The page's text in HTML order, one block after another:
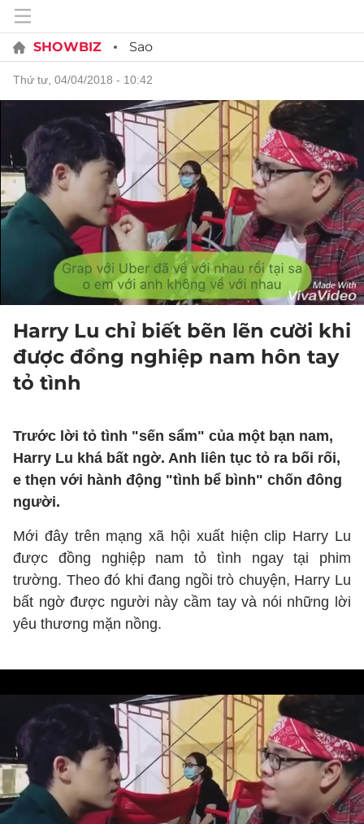
SHOWBIZ Sao
thứ tư, 04/04/2018 - 10:42
Harry Lu chỉ biết bẽn lẽn cười khi
được đồng nghiệp nam hôn tay
tỏ tình
Trước lời tỏ tình "sến sẩm" của một bạn nam,
Harry Lu khá bất ngờ. Anh liên tục tỏ ra bối rối,
e thẹn với hành động "tình bể bình" chốn đông
người.
Mới đây trên mạng xã hội xuất hiện clip Harry Lu
được đồng nghiệp nam tỏ tình ngay tại phim
trường. Theo đó khi đang ngồi trò chuyện, Harry Lu
bất ngờ được người này cầm tay và nói những lời
yêu thương mặn nồng.